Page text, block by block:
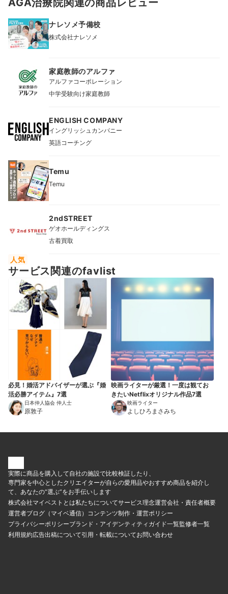
AGA治療院関連の商品レビュー
ナレソメ予備校
株式会社ナレソメ
家庭教師のアルファ
アルファコーポレーション
中学受験向け家庭教師
ENGLISH COMPANY
イングリッシュカンパニー
英語コーチング
Temu
Temu
2ndSTREET
ゲオホールディングス
古着買取
人気
サービス関連のfavlist
必見！婚活アドバイザーが選ぶ『婚
活必勝アイテム』7選
日本仲人協会 仲人士
原敦子
映画ライターが厳選！一度は観てお
きたいNetflixオリジナル作品7選
映画ライター
よしひろまさみち
実際に商品を購入して自社の施設で比較検証したり、
専門家を中心としたクリエイターが自らの愛用品やおすすめ商品を紹介し
て、あなたの“選ぶ”をお手伝いします
株式会社マイベストとは私たちについてサービス理念運営会社・責任者概要
運営者ブログ（マイベ通信） コンテンツ制作・運営ポリシー
プライバシーポリシーブランド・アイデンティティ ガイド一覧監修者一覧
利用規約広告出稿について引用・転載についてお問い合わせ